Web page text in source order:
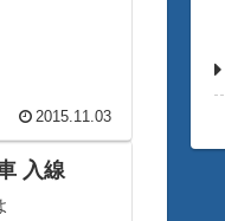
2015.11.03
入線